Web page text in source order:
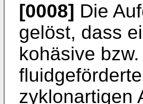
[0008] Die
gelöst, dass
kohäsive
zyklonartigen